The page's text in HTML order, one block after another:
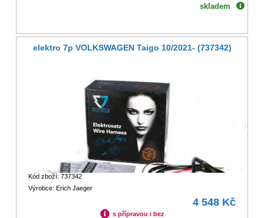
skladem
elektro 7p VOLKSWAGEN Taigo 10/2021- (737342)
Kód zboží: 737342
Výrobce: Erich Jaeger
4 548 Kč
s přípravou i bez